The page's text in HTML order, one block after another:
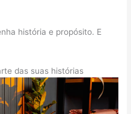
história e propósito. E
das suas histórias